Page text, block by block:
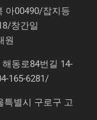
아00490/잡지등
창간일
원
동로84번길 14-
165-6281/
특별시 구로구 고